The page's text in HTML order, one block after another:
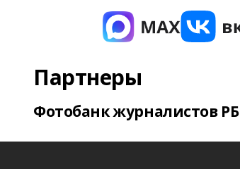
Партнеры
Фотобанк журналистов РБ